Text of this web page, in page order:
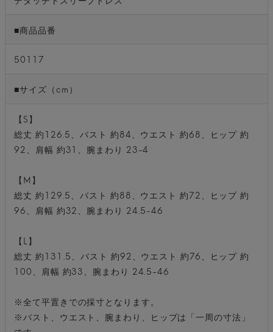
■商品品番
50117
■サイズ（cm）
【S】
総丈 約126.5、バスト 約84、ウエスト 約68、ヒップ 約
92、肩幅 約31、腕まわり 23-4
【M】
総丈 約129.5、バスト 約88、ウエスト 約72、ヒップ 約
96、肩幅 約32、腕まわり 24.5-46
【L】
総丈 約131.5、バスト 約92、ウエスト 約76、ヒップ 約
100、肩幅 約33、腕まわり 24.5-46
※全て平置きでの採寸となります。
※バスト、ウエスト、腕まわり、ヒップは「一周の寸法」